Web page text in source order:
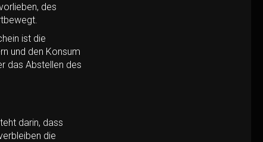
des
ist die
und den Konsum
das Abstellen des
darin, dass
die